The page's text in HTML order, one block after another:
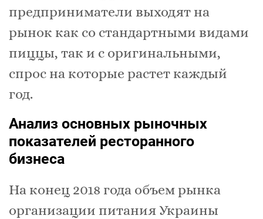
предприниматели выходят на
рынок как со стандартными видами
пиццы, так и с оригинальными,
спрос на которые растет каждый
год.
Анализ основных рыночных
показателей ресторанного
бизнеса
На конец 2018 года объем рынка
организации питания Украины